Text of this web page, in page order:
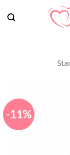
Inhalt
-11%